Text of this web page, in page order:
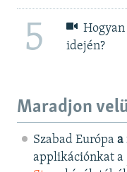
5
idején?
Maradjon
Szabad Európa a
applikációnkat a